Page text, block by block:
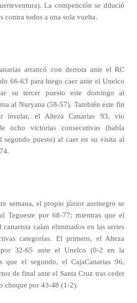
La competición se dilució
contra todos a una sola vuelta.
arrancó con derrota ante el RC
66-63 para luego caer ante el Unelco
su tercer puesto este domingo al
al Nuryana (58-57). También este fin
insular, el Alteza Canarias 93, vio
ocho victorias consecutivas (había
segundo puesto) al caer en su visita al
semana, el propio júnior aurinegro se
Tegueste por 68-77; mientras que el
caían eliminados en las series
categorías. El primero, el Alteza
por 32-65 ante el Unelco (0-2 en la
que el segundo, el CajaCanarias 96,
de final ante el Santa Cruz tras ceder
choque por 43-48 (1-2).